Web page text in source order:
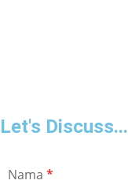
Let's Discuss...
Nama *